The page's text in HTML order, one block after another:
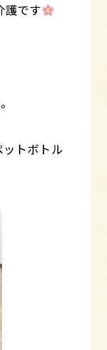
護です
トボトル